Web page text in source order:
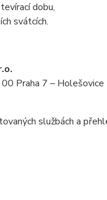
dobu,
svátcích.
Praha 7 – Holešovice
službách a